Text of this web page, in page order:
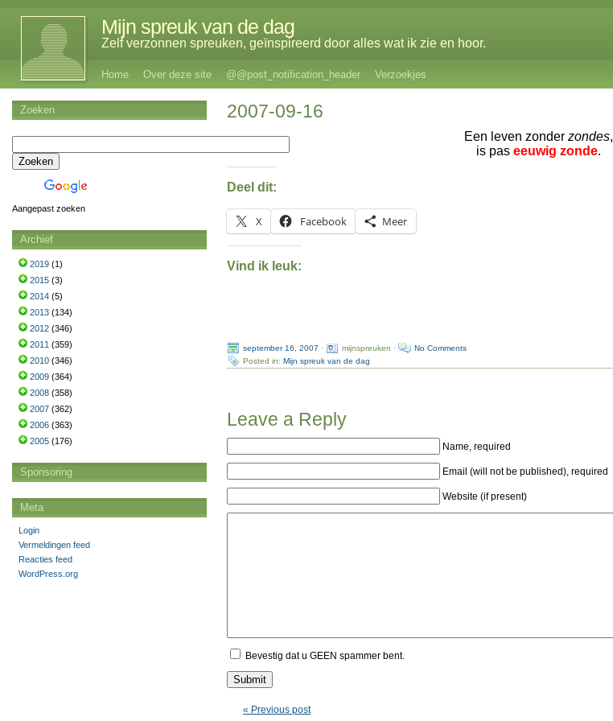
Mijn spreuk van de dag
Zelf verzonnen spreuken, geïnspireerd door alles wat ik zie en hoor.
Home Over deze site @@post_notification_header Verzoekjes
2007-09-16
Een leven zonderzondes,
is paseeuwig zonde.
Deel dit:
X Facebook Meer
Vind ik leuk:
september 16, 2007 · mijnspreuken ·
No Comments
Posted in:Mijn spreuk van de dag
Leave a Reply
Name, required
Email (will not be published), required
Website (if present)
Bevestig dat u GEEN spammer bent.
« Previous post
Zoeken
Aangepast zoeken
Archief
2019 (1)
2015 (3)
2014 (5)
2013 (134)
2012 (346)
2011 (359)
2010 (346)
2009 (364)
2008 (358)
2007 (362)
2006 (363)
2005 (176)
Sponsoring
Meta
Login
Vermeldingen feed
Reacties feed
WordPress.org